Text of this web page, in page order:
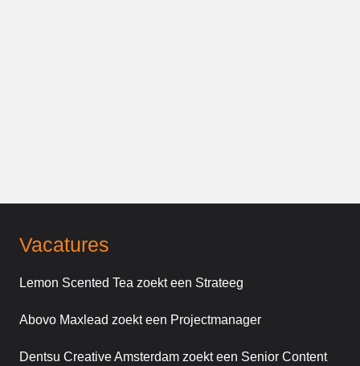
Vacatures
Lemon Scented Tea zoekt een Strateeg
Abovo Maxlead zoekt een Projectmanager
Dentsu Creative Amsterdam zoekt een Senior Content